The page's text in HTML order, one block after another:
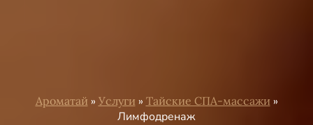
Ароматай » Услуги » Тайские СПА-массажи »
Лимфодренаж